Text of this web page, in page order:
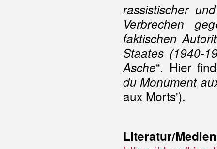
rassistischer
Verbrechen
faktischen
Staates (1940-
Asche“. Hier
du Monument
aux Morts').
Literatur/Medien